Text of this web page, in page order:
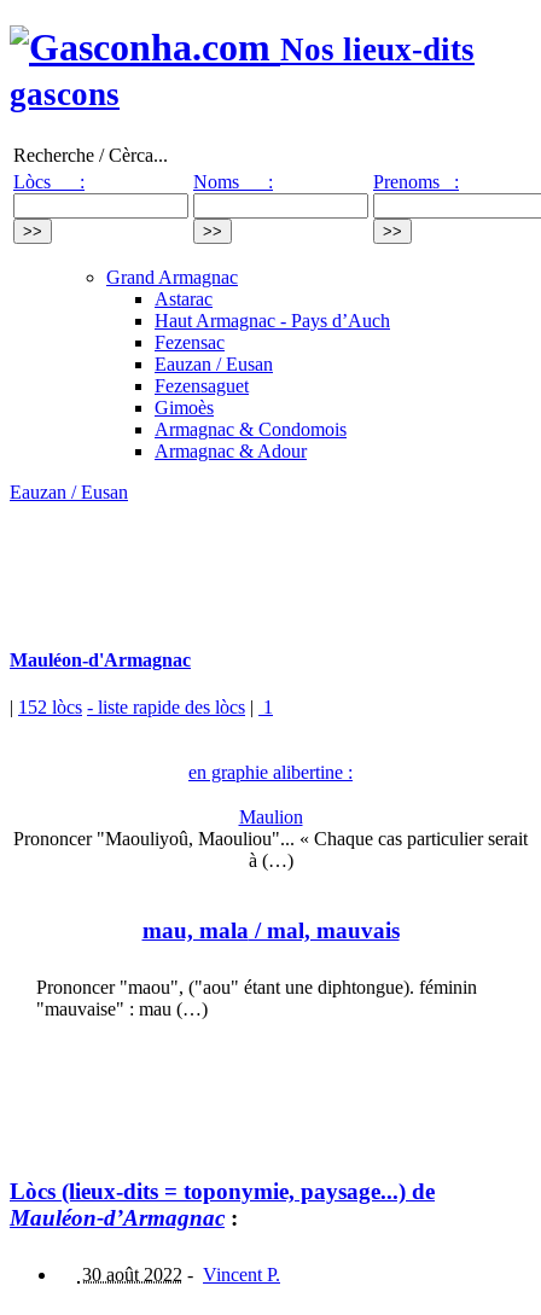
Nos lieux-dits
gascons
Recherche / Cèrca...
Lòcs :
Noms : Prenoms :
Grand Armagnac
Astarac
Haut Armagnac - Pays d’Auch
Fezensac
Eauzan / Eusan
Fezensaguet
Gimoès
Armagnac & Condomois
Armagnac & Adour
Eauzan / Eusan
Mauléon-d'Armagnac
| 152 lòcs - liste rapide des lòcs | 1
en graphie alibertine :
Maulion
Prononcer "Maouliyoû, Maouliou"... « Chaque cas particulier serait
à (…)
mau, mala / mal, mauvais
Prononcer "maou", ("aou" étant une diphtongue). féminin
"mauvaise" : mau (…)
Lòcs (lieux-dits = toponymie, paysage...) de
Mauléon-d’Armagnac :
30 août 2022 - Vincent P.